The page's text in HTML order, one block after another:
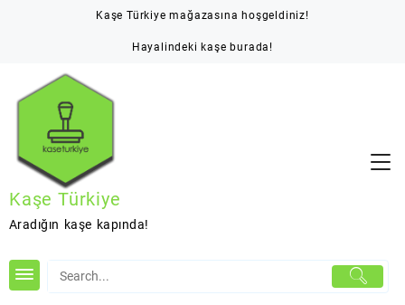
Kaşe Türkiye mağazasına hoşgeldiniz!
Hayalindeki kaşe burada!
Kaşe Türkiye
Aradığın kaşe kapında!